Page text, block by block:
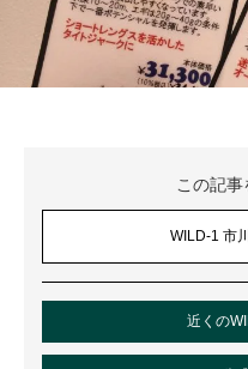
この記
WILD-1 市
近くの